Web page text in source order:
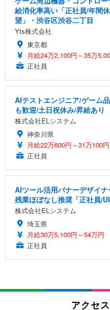
給消化率高い「正社員/年間
望」・渋谷区渋谷二丁目
Yts株式会社
東京都
月給24万2,100円～35万
正社員
AIテストエンジニア/ゲーム
も歓迎/土日祝休み/昇給あり
株式会社ELシステム
神奈川県
月給22万600円～31万100円
正社員
AIツール活用バナーデザイ
残業ほぼなし推奨「正社員/
株式会社ELシステム
埼玉県
月給30万5,100円～54万円
正社員
アクセ